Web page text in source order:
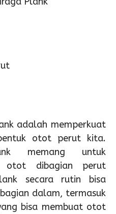
adalah memperkuat
otot perut kita.
memang untuk
otot dibagian perut
secara rutin bisa
dalam, termasuk
bisa membuat otot